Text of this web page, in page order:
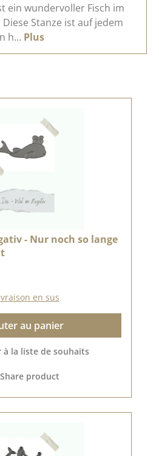
ein wundervoller Fisch im
Stanze ist auf jedem
h… Plus
- Nur noch so lange
en sus
au panier
à la liste de souhaits
Share product